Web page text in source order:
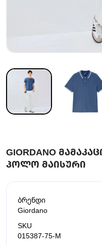
GIORDANO
ᲞᲝᲚᲝ ᲛᲐᲘᲡᲣᲠᲘ
ბრენდი
Giordano
SKU
015387-75-M